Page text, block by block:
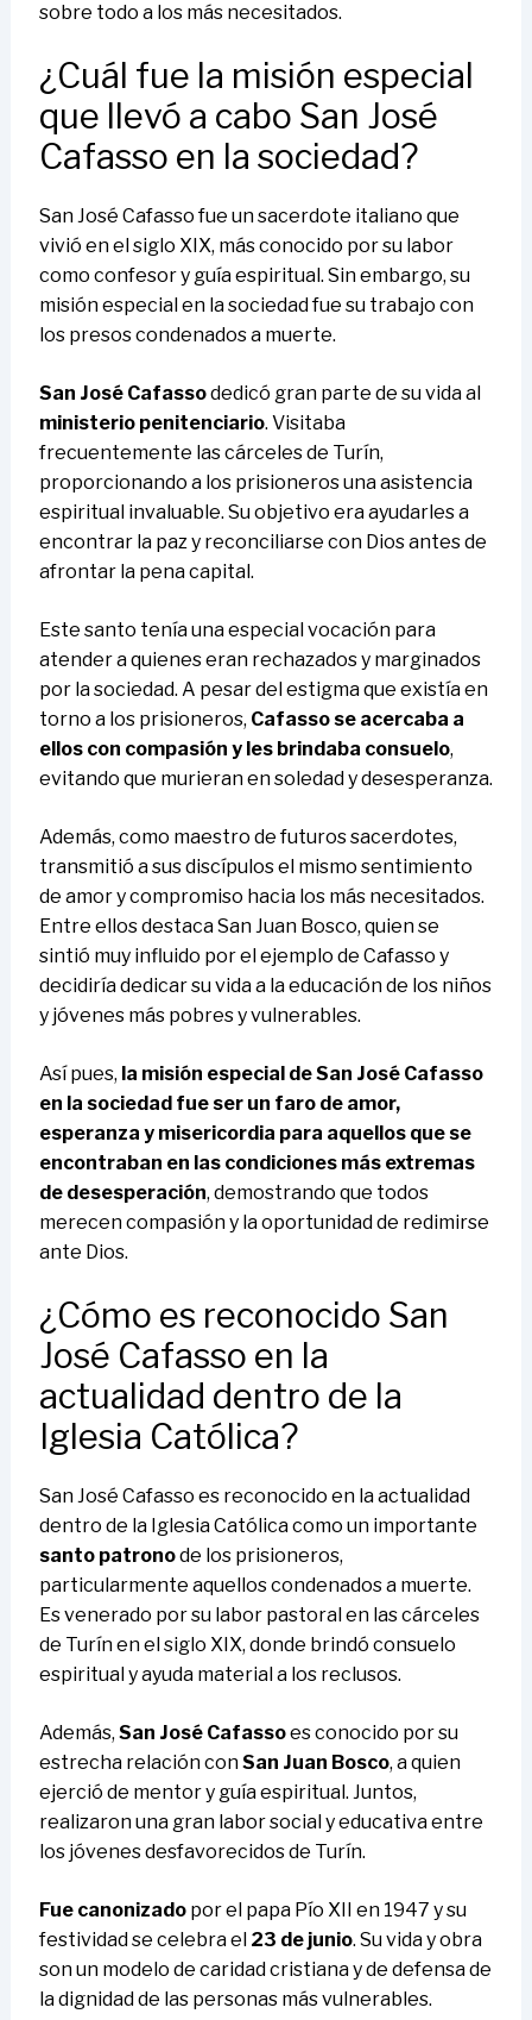
sobre todo a los más necesitados.
¿Cuál fue la misión especial
que llevó a cabo San José
Cafasso en la sociedad?
San José Cafasso fue un sacerdote italiano que
vivió en el siglo XIX, más conocido por su labor
como confesor y guía espiritual. Sin embargo, su
misión especial en la sociedad fue su trabajo con
los presos condenados a muerte.
San José Cafassodedicó gran parte de su vida al
ministerio penitenciario. Visitaba
frecuentemente las cárceles de Turín,
proporcionando a los prisioneros una asistencia
espiritual invaluable. Su objetivo era ayudarles a
encontrar la paz y reconciliarse con Dios antes de
afrontar la pena capital.
Este santo tenía una especial vocación para
atender a quienes eran rechazados y marginados
por la sociedad. A pesar del estigma que existía en
torno a los prisioneros, Cafasso se acercaba a
ellos con compasión y les brindaba consuelo,
evitando que murieran en soledad y desesperanza.
Además, como maestro de futuros sacerdotes,
transmitió a sus discípulos el mismo sentimiento
de amor y compromiso hacia los más necesitados.
Entre ellos destaca San Juan Bosco, quien se
sintió muy influido por el ejemplo de Cafasso y
decidiría dedicar su vida a la educación de los niños
y jóvenes más pobres y vulnerables.
Así pues, la misión especial de San José Cafasso
en la sociedad fue ser un faro de amor,
esperanza y misericordia para aquellos que se
encontraban en las condiciones más extremas
de desesperación, demostrando que todos
merecen compasión y la oportunidad de redimirse
ante Dios.
¿Cómo es reconocido San
José Cafasso en la
actualidad dentro de la
Iglesia Católica?
San José Cafasso es reconocido en la actualidad
dentro de la Iglesia Católica como un importante
santo patronode los prisioneros,
particularmente aquellos condenados a muerte.
Es venerado por su labor pastoral en las cárceles
de Turín en el siglo XIX, donde brindó consuelo
espiritual y ayuda material a los reclusos.
Además, San José Cafassoes conocido por su
estrecha relación conSan Juan Bosco, a quien
ejerció de mentor y guía espiritual. Juntos,
realizaron una gran labor social y educativa entre
los jóvenes desfavorecidos de Turín.
Fue canonizadopor el papa Pío XII en 1947 y su
festividad se celebra el 23 de junio. Su vida y obra
son un modelo de caridad cristiana y de defensa de
la dignidad de las personas más vulnerables.